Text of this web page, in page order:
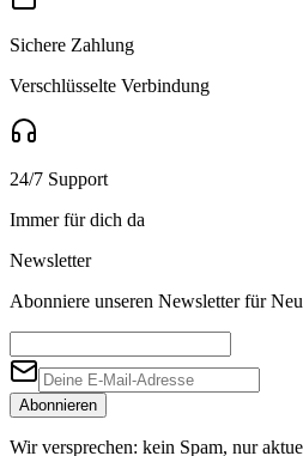
Sichere Zahlung
Verschlüsselte Verbindung
24/7 Support
Immer für dich da
Newsletter
Abonniere unseren Newsletter für
Abonnieren
Wir versprechen: kein Spam, nur